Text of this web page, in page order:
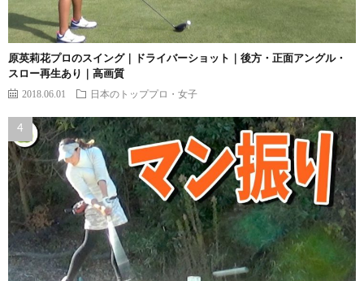
原英莉花プロのスイング｜ドライバーショット｜後方・正面アングル・
スロー再生あり｜高画質
2018.06.01 日本のトッププロ・女子